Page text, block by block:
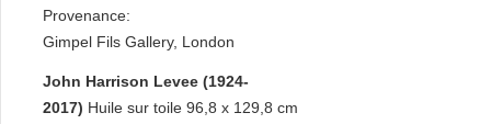
Provenance:
Gimpel Fils Gallery, London
John Harrison Levee (1924-
2017) Huile sur toile 96,8 x 129,8 cm